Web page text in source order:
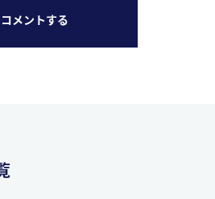
コメントする